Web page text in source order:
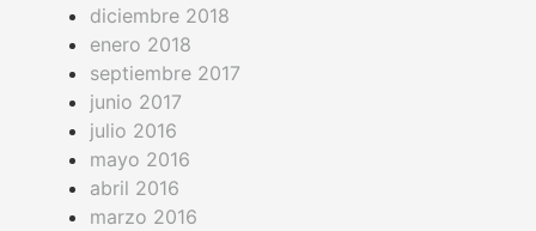
diciembre 2018
enero 2018
septiembre 2017
junio 2017
julio 2016
mayo 2016
abril 2016
marzo 2016